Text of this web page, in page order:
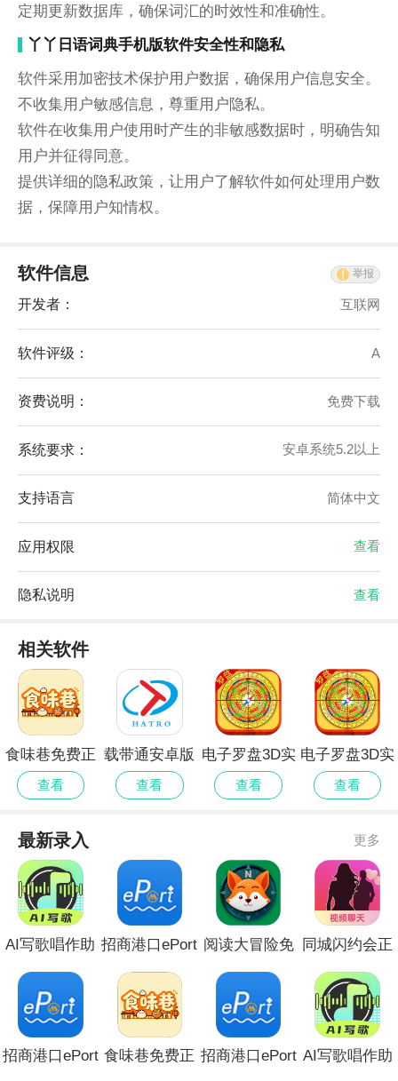
定期更新数据库，确保词汇的时效性和准确性。
丫丫日语词典手机版软件安全性和隐私
软件采用加密技术保护用户数据，确保用户信息安全。
不收集用户敏感信息，尊重用户隐私。
软件在收集用户使用时产生的非敏感数据时，明确告知
用户并征得同意。
提供详细的隐私政策，让用户了解软件如何处理用户数
据，保障用户知情权。
软件信息 举报
开发者： 互联网
软件评级： A
资费说明： 免费下载
系统要求： 安卓系统5.2以上
支持语言 简体中文
应用权限 查看
隐私说明 查看
相关软件
食味巷免费正
版
查看
载带通安卓版
查看
电子罗盘3D实
景地图官网手
机版
查看
电子罗盘3D实
景地图手机版
查看
最新录入 更多
AI写歌唱作助 招商港口ePort 阅读大冒险免 同城闪约会正
招商港口ePort 食味巷免费正 招商港口ePort AI写歌唱作助